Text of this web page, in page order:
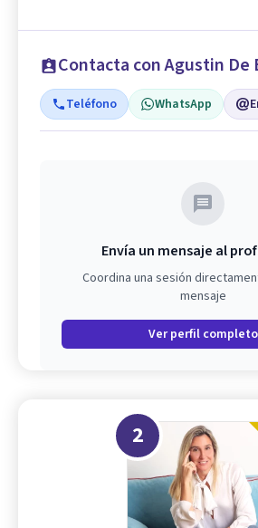
Contacta con Agustin De
Teléfono WhatsApp
Envía un mensaje al
Coordina una sesión
mensaje
Ver perfil completo
2